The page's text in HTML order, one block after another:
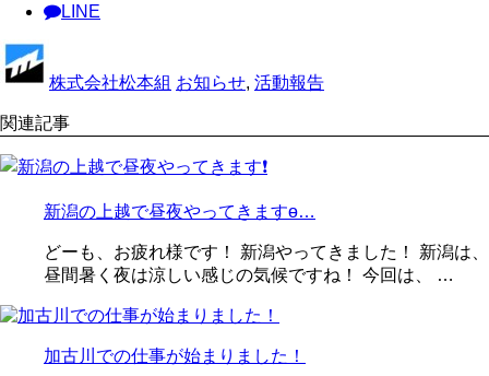
LINE
株式会社松本組 お知らせ, 活動報告
関連記事
新潟の上越で昼夜やってきますɵ…
どーも、お疲れ様です！ 新潟やってきました！ 新潟は、
昼間暑く夜は涼しい感じの気候ですね！ 今回は、 …
加古川での仕事が始まりました！